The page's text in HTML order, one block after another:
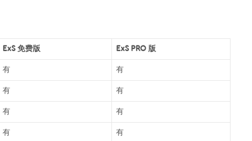
ExS 免费版 ExS PRO 版
有 有
有 有
有 有
有 有